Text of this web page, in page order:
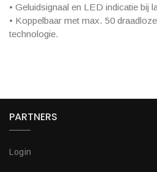
• Geluidsignaal en LED indicatie bij
• Koppelbaar met max. 50
technologie.
PARTNERS
Login